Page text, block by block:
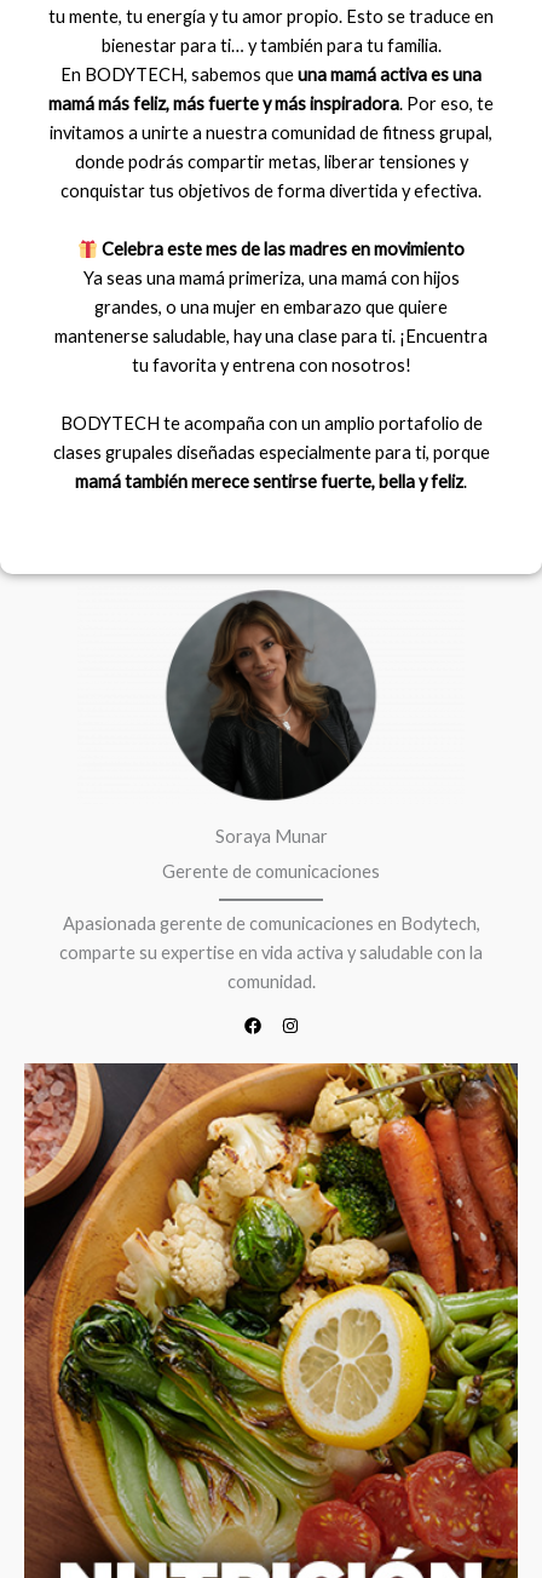
tu mente, tu energía y tu amor propio. Esto se traduce en
bienestar para ti… y también para tu familia.
En BODYTECH, sabemos queuna mamá activa es una
mamá más feliz, más fuerte y más inspiradora. Por eso, te
invitamos a unirte a nuestra comunidad de fitness grupal,
donde podrás compartir metas, liberar tensiones y
conquistar tus objetivos de forma divertida y efectiva.
Celebra este mes de las madres en movimiento
Ya seas una mamá primeriza, una mamá con hijos
grandes, o una mujer en embarazo que quiere
mantenerse saludable, hay una clase para ti. ¡Encuentra
tu favorita y entrena con nosotros!
BODYTECH te acompaña con un amplio portafolio de
clases grupales diseñadas especialmente para ti, porque
mamá también merece sentirse fuerte, bella y feliz.
Soraya Munar
Gerente de comunicaciones
Apasionada gerente de comunicaciones en Bodytech,
comparte su expertise en vida activa y saludable con la
comunidad.
F
a
c
e
b
o
o
k
I
s
t
a
g
r
a
m